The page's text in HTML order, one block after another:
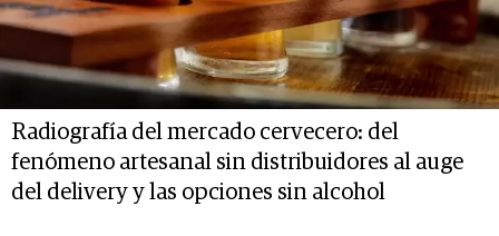
Radiografía del mercado cervecero: del
fenómeno artesanal sin distribuidores al auge
del delivery y las opciones sin alcohol